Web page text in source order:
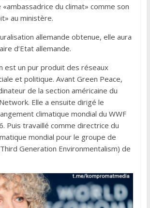
du climat» comme son
au ministère.
allemande obtenue, elle aura
d’Etat allemande.
est un pur produit des réseaux
et politique. Avant Green Peace,
de la section américaine du
Elle a ensuite dirigé le
climatique mondial du WWF
Puis travaillé comme directrice du
mondial pour le groupe de
Generation Environmentalism) de